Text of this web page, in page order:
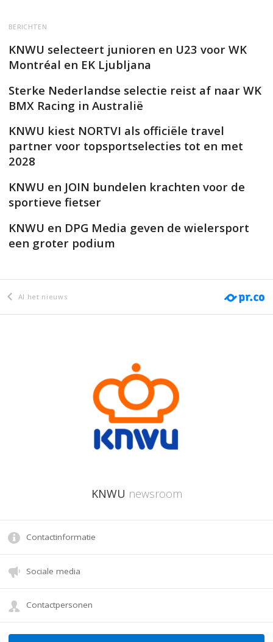
BERICHTEN
KNWU selecteert junioren en U23 voor WK
Montréal en EK Ljubljana
Sterke Nederlandse selectie reist af naar WK
BMX Racing in Australië
KNWU kiest NORTVI als officiële travel
partner voor topsportselecties tot en met
2028
KNWU en JOIN bundelen krachten voor de
sportieve fietser
KNWU en DPG Media geven de wielersport
een groter podium
Al het nieuws
KNWU newsroom
Contactinformatie
Sociale media
Contactpersonen